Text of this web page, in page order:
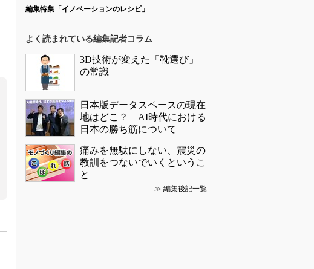
編集特集「イノベーションのレシピ」
よく読まれている編集記者コラム
3D技術が変えた「靴選び」
の常識
日本版データスペースの現在
地はどこ？ AI時代における
日本の勝ち筋について
痛みを無駄にしない、震災の
教訓をつないでいくというこ
と
≫ 編集後記一覧